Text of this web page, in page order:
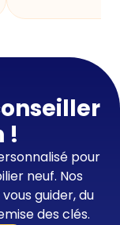
!
pour
neuf. Nos
guider, du
des clés.